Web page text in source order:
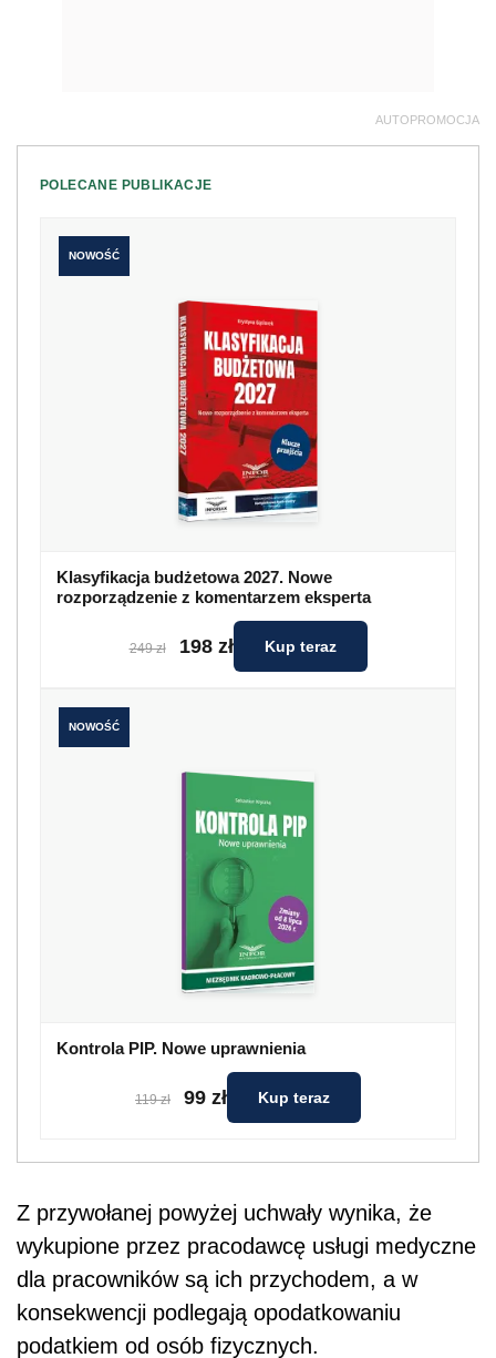
AUTOPROMOCJA
POLECANE PUBLIKACJE
NOWOŚĆ
Klasyfikacja budżetowa 2027. Nowe
rozporządzenie z komentarzem eksperta
249 zł 198 zł Kup teraz
NOWOŚĆ
Kontrola PIP. Nowe uprawnienia
119 zł 99 zł Kup teraz
Z przywołanej powyżej uchwały wynika, że
wykupione przez pracodawcę usługi medyczne
dla pracowników są ich przychodem, a w
konsekwencji podlegają opodatkowaniu
podatkiem od osób fizycznych.